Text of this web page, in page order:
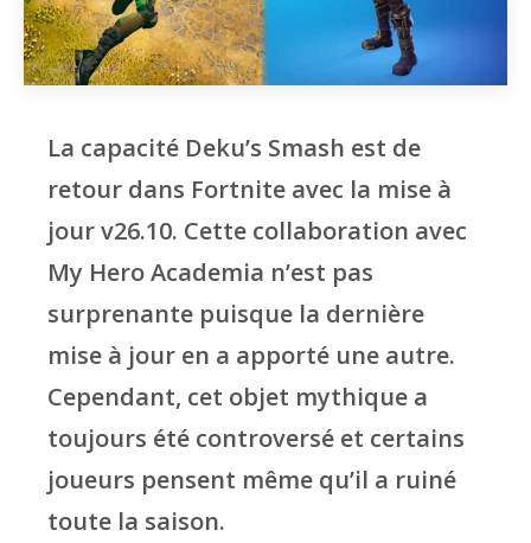
La capacité Deku’s Smash est de
retour dans Fortnite avec la mise à
jour v26.10. Cette collaboration avec
My Hero Academia n’est pas
surprenante puisque la dernière
mise à jour en a apporté une autre.
Cependant, cet objet mythique a
toujours été controversé et certains
joueurs pensent même qu’il a ruiné
toute la saison.